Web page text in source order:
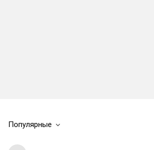
Популярные